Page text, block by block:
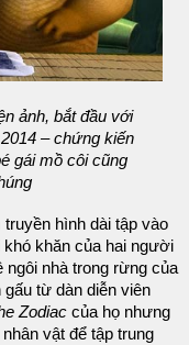
ảnh, bắt đầu với
– chứng kiến
gái mồ côi cũng
hình dài tập vào
khó khăn của hai người
ngôi nhà trong rừng của
gấu từ dàn diễn viên
Zodiac của họ nhưng
vật để tập trung